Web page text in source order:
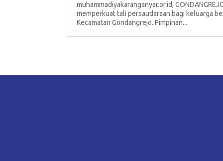
muhammadiyakaranganyar.or.id,
memperkuat tali persaudaraan bagi keluarga
Kecamatan Gondangrejo. Pimpinan...